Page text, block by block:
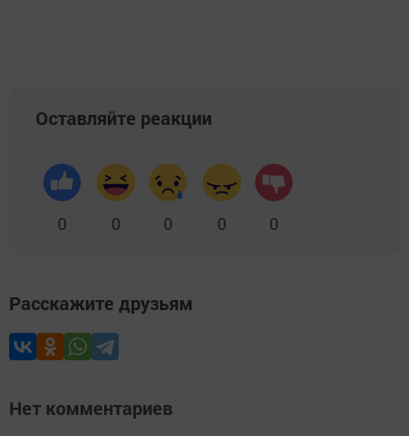
Оставляйте реакции
0 0 0 0 0
Расскажите друзьям
Нет комментариев